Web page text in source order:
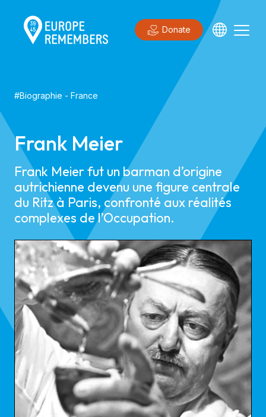
Donate
#Biographie - France
Frank Meier
Frank Meier fut un barman d’origine
autrichienne devenu une figure centrale
du Ritz à Paris, confronté aux réalités
complexes de l’Occupation.